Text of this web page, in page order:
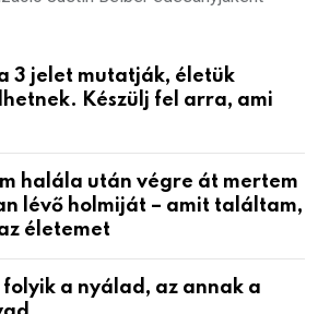
3 jelet mutatják, életük
Készülj fel arra, ami
halála után végre át mertem
lévő holmiját – amit találtam,
életemet
folyik a nyálad, az annak a